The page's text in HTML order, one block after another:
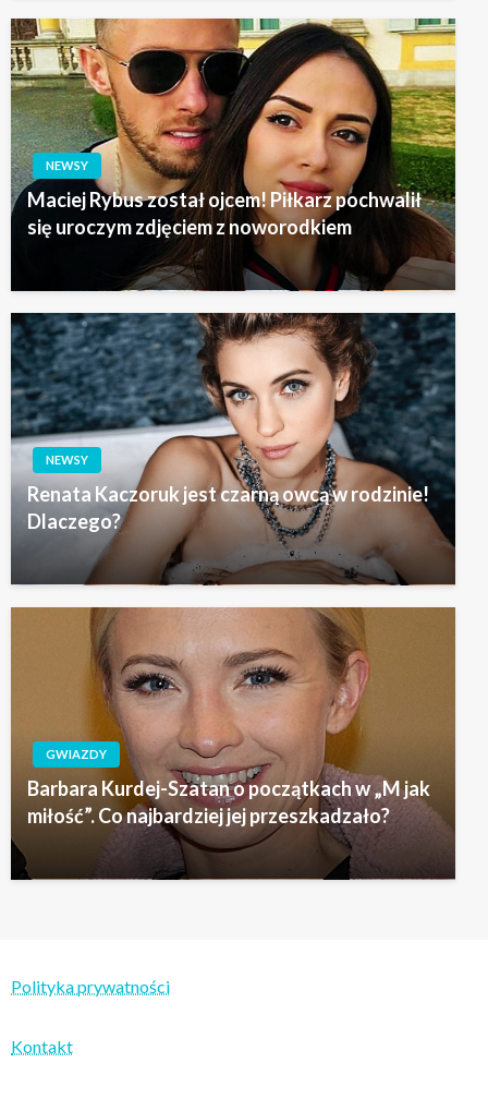
NEWSY
Maciej Rybus został ojcem! Piłkarz pochwalił
się uroczym zdjęciem z noworodkiem
NEWSY
Renata Kaczoruk jest czarną owcą w rodzinie!
Dlaczego?
GWIAZDY
Barbara Kurdej-Szatan o początkach w „M jak
miłość”. Co najbardziej jej przeszkadzało?
Polityka prywatności
Kontakt